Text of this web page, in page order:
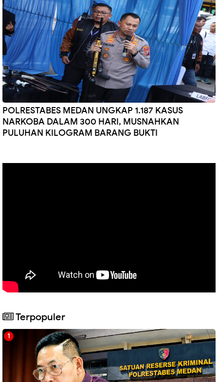
POLRESTABES MEDAN UNGKAP 1.187 KASUS
NARKOBA DALAM 300 HARI, MUSNAHKAN
PULUHAN KILOGRAM BARANG BUKTI
Terpopuler